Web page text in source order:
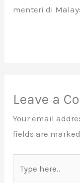
menteri di
Leave a
Your email
fields are marked
here..